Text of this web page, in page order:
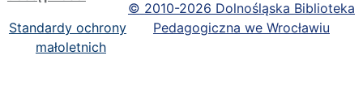
Standardy ochrony
małoletnich
© 2010-2026 Dolnośląska Biblioteka
Pedagogiczna we Wrocławiu